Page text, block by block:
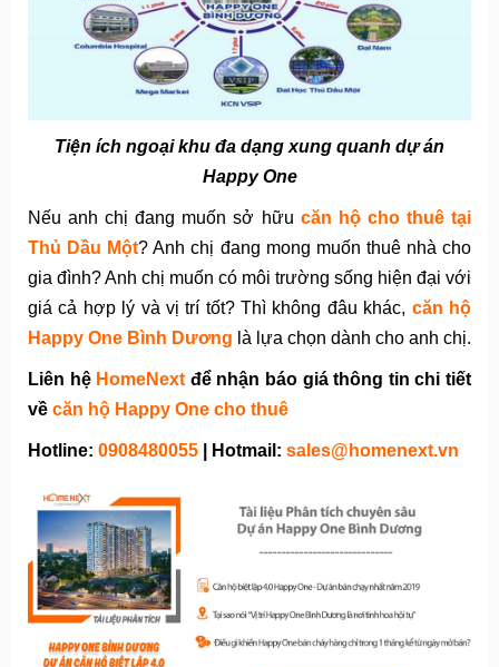
Tiện ích ngoại khu đa dạng xung quanh dự án
Happy One
Nếu anh chị đang muốn sở hữu căn hộ cho thuê tại
Thủ Dầu Một? Anh chị đang mong muốn thuê nhà cho
gia đình? Anh chị muốn có môi trường sống hiện đại với
giá cả hợp lý và vị trí tốt? Thì không đâu khác, căn hộ
Happy One Bình Dương là lựa chọn dành cho anh chị.
Liên hệ HomeNext để nhận báo giá thông tin chi tiết
về căn hộ Happy One cho thuê
Hotline: 0908480055 | Hotmail: sales@homenext.vn